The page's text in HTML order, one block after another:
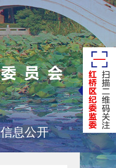
信息公开